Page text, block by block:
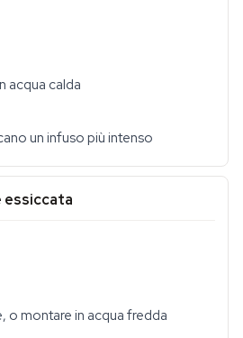
acqua calda
un infuso più intenso
essiccata
o montare in acqua fredda